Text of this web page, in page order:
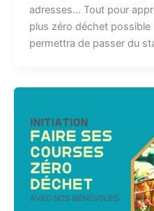
adresses… Tout pour
plus zéro déchet
permettra de passer du